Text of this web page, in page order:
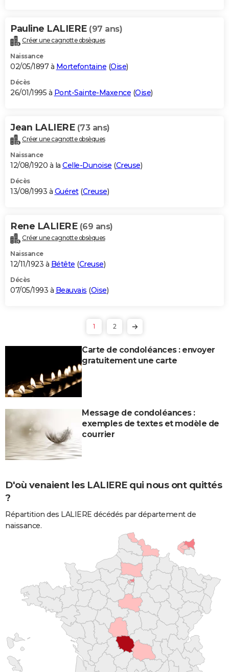
Pauline LALIERE (97 ans)
Créer une cagnotte obsèques
Naissance
02/05/1897 à Mortefontaine (Oise)
Décès
26/01/1995 à Pont-Sainte-Maxence (Oise)
Jean LALIERE (73 ans)
Créer une cagnotte obsèques
Naissance
12/08/1920 à la Celle-Dunoise (Creuse)
Décès
13/08/1993 à Guéret(Creuse)
Rene LALIERE (69 ans)
Créer une cagnotte obsèques
Naissance
12/11/1923 à Bétête (Creuse)
Décès
07/05/1993 à Beauvais (Oise)
1 2
Carte de condoléances : envoyer
gratuitement une carte
Message de condoléances :
exemples de textes et modèle de
courrier
D'où venaient les LALIERE qui nous ont quittés
?
Répartition des LALIERE décédés par département de
naissance.